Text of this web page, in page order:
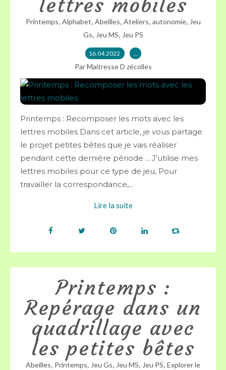
lettres mobiles
Printemps, Alphabet, Abeilles, Ateliers, autonomie, Jeu
Gs, Jeu MS, Jeu PS
16.04.2022 …
Par Maitresse D zécolles
Printemps : Recomposer les mots avec les
lettres mobiles Dans cet article, je vous partage
le projet petites bêtes que je vais réaliser
pendant cette dernière période ... J'utilise mes
lettres mobiles pour ce type de jeu, Pour
travailler la correspondance,...
Lire la suite
Printemps :
Repérage dans un
quadrillage avec
les petites bêtes
Abeilles, Printemps, Jeu Gs, Jeu MS, Jeu PS, Explorer le